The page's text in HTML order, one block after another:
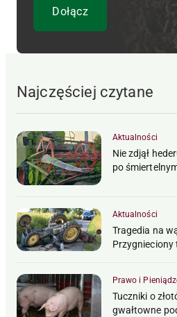
Najczęściej czytane
Aktualności
Nie zdjął
po
Aktualności
Tragedia na
Przygnieciony
Prawo i
Tuczniki o
gwałtowne